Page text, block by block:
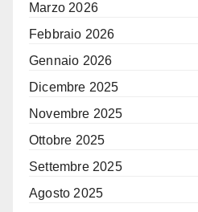
Marzo 2026
Febbraio 2026
Gennaio 2026
Dicembre 2025
Novembre 2025
Ottobre 2025
Settembre 2025
Agosto 2025